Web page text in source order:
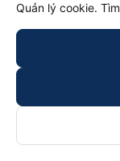
Quản lý cookie.